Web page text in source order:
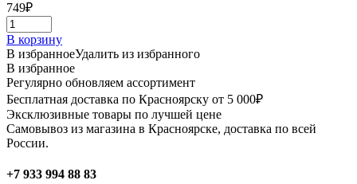
749₽
В корзину
В избранноеУдалить из избранного
В избранное
Регулярно обновляем ассортимент
Бесплатная доставка по Красноярску от 5 000₽
Эксклюзивные товары по лучшей цене
Самовывоз из магазина в Красноярске, доставка по всей
России.
+7 933 994 88 83